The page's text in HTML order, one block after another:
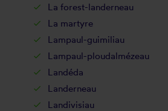
La forest-landerneau
La martyre
Lampaul-guimiliau
Lampaul-ploudalmézeau
Landéda
Landerneau
Landivisiau